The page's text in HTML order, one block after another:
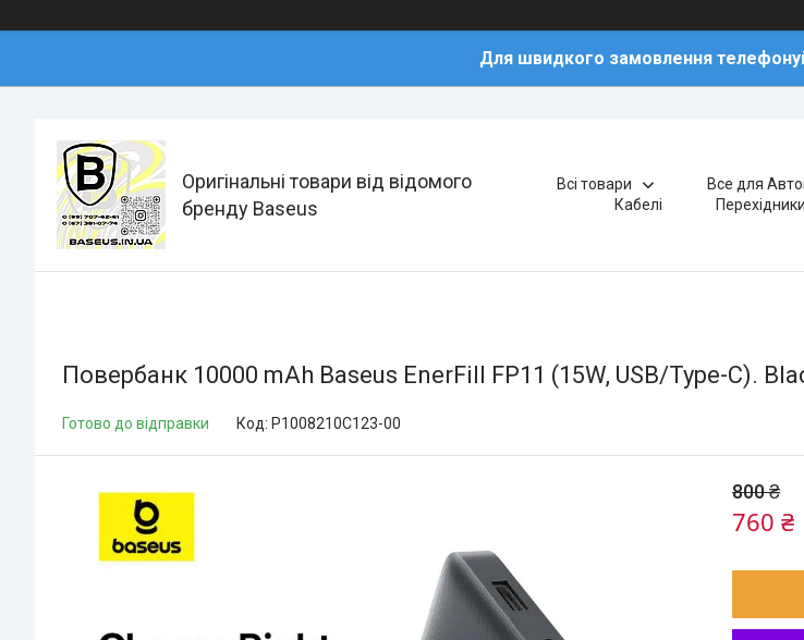
Для швидкого замовлення
Оригінальні товари від відомого
бренду Baseus
Всі товари Все для
Кабелі
Повербанк 10000 mAh Baseus EnerFill FP11 (15W, USB/Type-C).
Готово до відправки Код: P1008210C123-00
800 ₴
760 ₴